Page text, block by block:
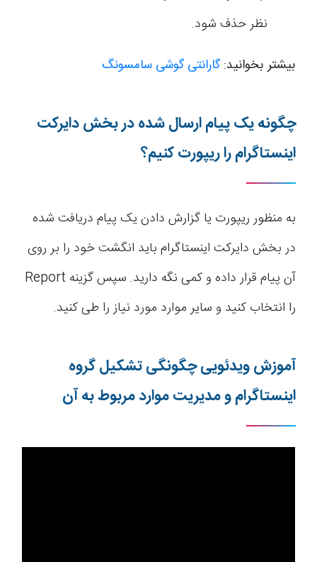
نظر حذف شود.
بیشتر بخوانید:گارانتی گوشی سامسونگ
چگونه یک پیام ارسال شده در بخش دایرکت
اینستاگرام را ریپورت کنیم؟
به منظور ریپورت یا گزارش دادن یک پیام دریافت شده
در بخش دایرکت اینستاگرام باید انگشت خود را بر روی
آن پیام قرار داده و کمی نگه دارید. سپس گزینه Report
را انتخاب کنید و سایر موارد مورد نیاز را طی کنید.
آموزش ویدئویی چگونگی تشکیل گروه
اینستاگرام و مدیریت موارد مربوط به آن